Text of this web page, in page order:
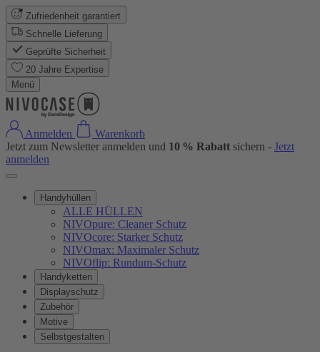
Zufriedenheit garantiert
Schnelle Lieferung
Geprüfte Sicherheit
20 Jahre Expertise
Menü
Anmelden
Warenkorb
Jetzt zum Newsletter anmelden und 10 % Rabatt sichern - Jetzt
anmelden
Handyhüllen
ALLE HÜLLEN
NIVOpure: Cleaner Schutz
NIVOcore: Starker Schutz
NIVOmax: Maximaler Schutz
NIVOflip: Rundum-Schutz
Handyketten
Displayschutz
Zubehör
Motive
Selbstgestalten